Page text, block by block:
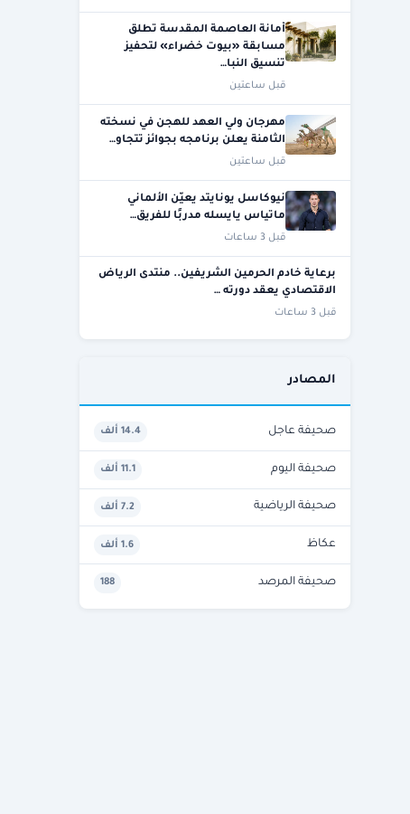
أمانة العاصمة المقدسة تطلق
مسابقة «بيوت خضراء» لتحفيز
تنسيق النبا…
قبل ساعتين
مهرجان ولي العهد للهجن في نسخته
الثامنة يعلن برنامجه بجوائز تتجاو…
قبل ساعتين
نيوكاسل يونايتد يعيّن الألماني
ماتياس يايسله مدربًا للفريق…
قبل 3 ساعات
برعاية خادم الحرمين الشريفين.. منتدى الرياض
الاقتصادي يعقد دورته …
قبل 3 ساعات
المصادر
صحيفة عاجل 14.4 ألف
صحيفة اليوم 11.1 ألف
صحيفة الرياضية 7.2 ألف
عكاظ 1.6 ألف
صحيفة المرصد 188